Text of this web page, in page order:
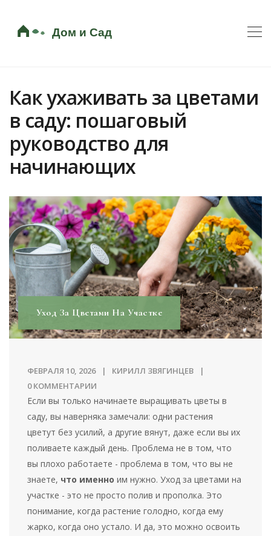
Как ухаживать за цветами
в саду: пошаговый
руководство для
начинающих
Уход За Цветами На Участке
ФЕВРАЛЯ 10, 2026
КИРИЛЛ ЗВЯГИНЦЕВ
0 КОММЕНТАРИИ
Если вы только начинаете выращивать цветы в
саду, вы наверняка замечали: одни растения
цветут без усилий, а другие вянут, даже если вы их
поливаете каждый день. Проблема не в том, что
вы плохо работаете - проблема в том, что вы не
знаете, что именно им нужно. Уход за цветами на
участке - это не просто полив и прополка. Это
понимание, когда растение голодно, когда ему
жарко, когда оно устало. И да, это можно освоить